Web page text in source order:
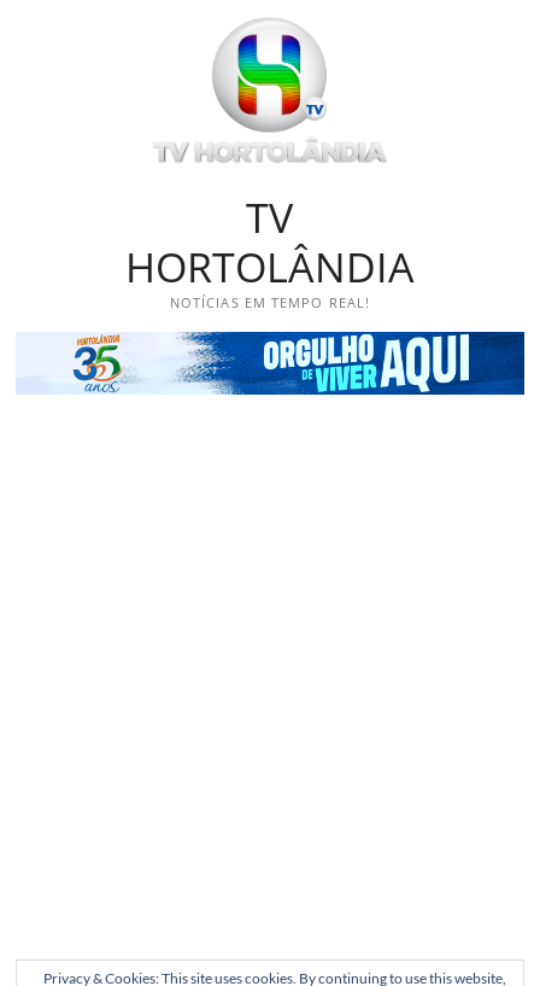
TV
HORTOLÂNDIA
NOTÍCIAS EM TEMPO REAL!
Privacy & Cookies: This site uses cookies. By continuing to use this website,